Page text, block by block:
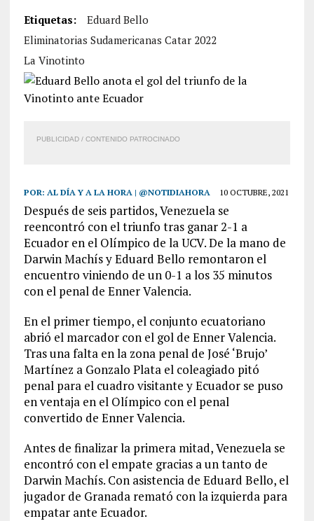
Etiquetas:
Eduard Bello
Eliminatorias Sudamericanas Catar 2022
La Vinotinto
PUBLICIDAD / CONTENIDO PATROCINADO
POR: AL DÍA Y A LA HORA | @NOTIDIAHORA 10 OCTUBRE, 2021
Después de seis partidos, Venezuela se
reencontró con el triunfo tras ganar 2-1 a
Ecuador en el Olímpico de la UCV. De la mano de
Darwin Machís y Eduard Bello remontaron el
encuentro viniendo de un 0-1 a los 35 minutos
con el penal de Enner Valencia.
En el primer tiempo, el conjunto ecuatoriano
abrió el marcador con el gol de Enner Valencia.
Tras una falta en la zona penal de José ‘Brujo’
Martínez a Gonzalo Plata el coleagiado pitó
penal para el cuadro visitante y Ecuador se puso
en ventaja en el Olímpico con el penal
convertido de Enner Valencia.
Antes de finalizar la primera mitad, Venezuela se
encontró con el empate gracias a un tanto de
Darwin Machís. Con asistencia de Eduard Bello, el
jugador de Granada remató con la izquierda para
empatar ante Ecuador.